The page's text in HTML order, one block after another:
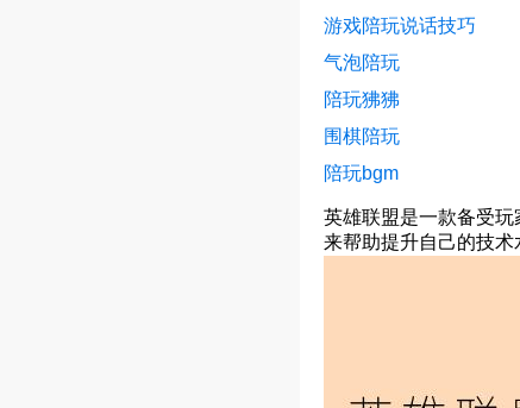
游戏陪玩说话技巧
气泡陪玩
陪玩狒狒
围棋陪玩
陪玩bgm
英雄联盟是一款备受
来帮助提升自己的技术